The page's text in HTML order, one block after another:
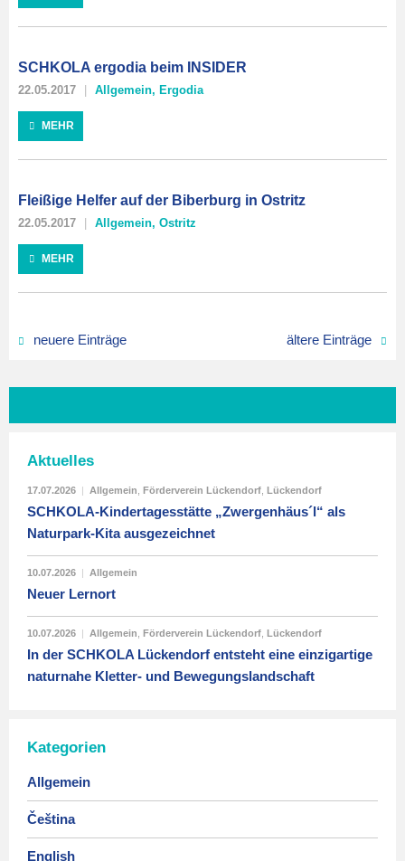
SCHKOLA ergodia beim INSIDER
22.05.2017 Allgemein, Ergodia
MEHR
Fleißige Helfer auf der Biberburg in Ostritz
22.05.2017 Allgemein, Ostritz
MEHR
neuere Einträge ältere Einträge
Aktuelles
17.07.2026 | Allgemein Förderverein Lückendorf Lückendorf
SCHKOLA-Kindertagesstätte „Zwergenhäus´l“ als
Naturpark-Kita ausgezeichnet
10.07.2026 | Allgemein
Neuer Lernort
10.07.2026 | Allgemein Förderverein Lückendorf Lückendorf
In der SCHKOLA Lückendorf entsteht eine einzigartige
naturnahe Kletter- und Bewegungslandschaft
Kategorien
Allgemein
Čeština
English